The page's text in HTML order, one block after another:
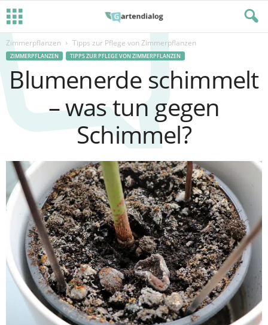
Zimmerpflanzen Tipps zur Pflege von Zimmerpflanzen
ZIMMERPFLANZEN TIPPS ZUR PFLEGE VON ZIMMERPFLANZEN
Blumenerde schimmelt
– was tun gegen
Schimmel?